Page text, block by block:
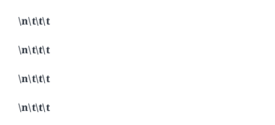
\n\t\t\t
\n\t\t\t
\n\t\t\t
\n\t\t\t